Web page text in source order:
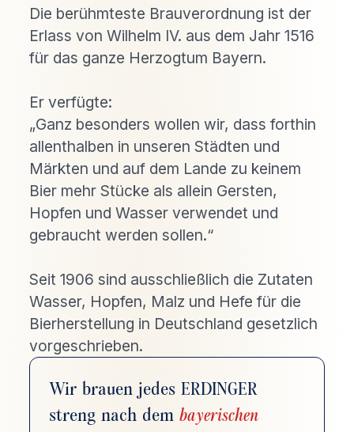
Die berühmteste Brauverordnung ist der
Erlass von Wilhelm IV. aus dem Jahr 1516
für das ganze Herzogtum Bayern.
Er verfügte:
„Ganz besonders wollen wir, dass forthin
allenthalben in unseren Städten und
Märkten und auf dem Lande zu keinem
Bier mehr Stücke als allein Gersten,
Hopfen und Wasser verwendet und
gebraucht werden sollen.“
Seit 1906 sind ausschließlich die Zutaten
Wasser, Hopfen, Malz und Hefe für die
Bierherstellung in Deutschland gesetzlich
vorgeschrieben.
Wir brauen jedes ERDINGER
streng nach dembayerischen